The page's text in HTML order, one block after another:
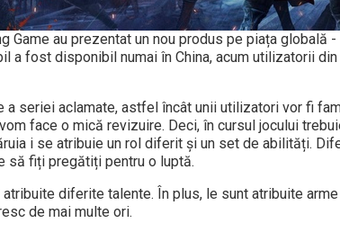
Game au prezentat un nou produs pe piața globală
a fost disponibil numai în China, acum utilizatorii
a seriei aclamate, astfel încât unii utilizatori vor fi
face o mică revizuire. Deci, în cursul jocului
i se atribuie un rol diferit și un set de abilități.
să fiți pregătiți pentru o luptă.
atribuite diferite talente. În plus, le sunt atribuite
de mai multe ori.